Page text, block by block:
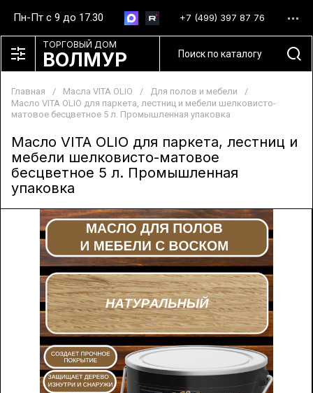
Пн-Пт с 9 до 17.30 +7 (499) 397 87 76
ТОРГОВЫЙ ДОМ
ВОЛМУР
Главная / Масла VITA OLIO / Для полов и мебели
/
Масло VITA OLIO для паркета, лестниц и мебели шелковисто-
матовое бесцветное 5 л. Промышленная упаковка
Масло VITA OLIO для паркета, лестниц и
мебели шелковисто-матовое
бесцветное 5 л. Промышленная
упаковка